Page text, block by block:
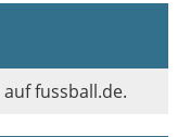
fussball.de.